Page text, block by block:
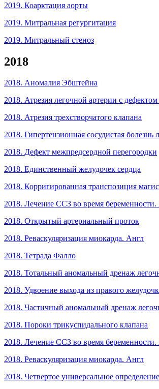
2019. Коарктация аорты
2019. Митральная регургитация
2019. Митральный стеноз
2018
2018. Аномалия Эбштейна
2018. Атрезия легочной артерии с
2018. Атрезия трехстворчатого клапана
2018. Гипертензионная сосудистая
2018. Дефект межпредсердной перегородки
2018. Единственный желудочек сердца
2018. Корригированная транспозиция
2018. Лечение ССЗ во время
2018. Открытый артериальный проток
2018. Реваскуляризация миокарда. Англ
2018. Тетрада Фалло
2018. Тотальный аномальный дренаж
2018. Удвоение выхода из правого
2018. Частичный аномальный дренаж
2018. Пороки трикуспидального клапана
2018. Лечение ССЗ во время
2018. Реваскуляризация миокарда. Англ
2018. Четвертое универсальное